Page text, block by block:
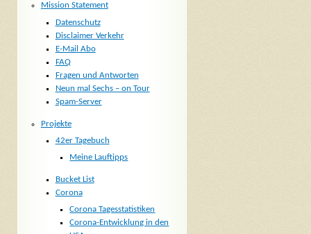
Mission Statement
Datenschutz
Disclaimer Verkehr
E-Mail Abo
FAQ
Fragen und Antworten
Neun mal Sechs – on Tour
Spam-Server
Projekte
42er Tagebuch
Meine Lauftipps
Bucket List
Corona
Corona Tagesstatistiken
Corona-Entwicklung in den